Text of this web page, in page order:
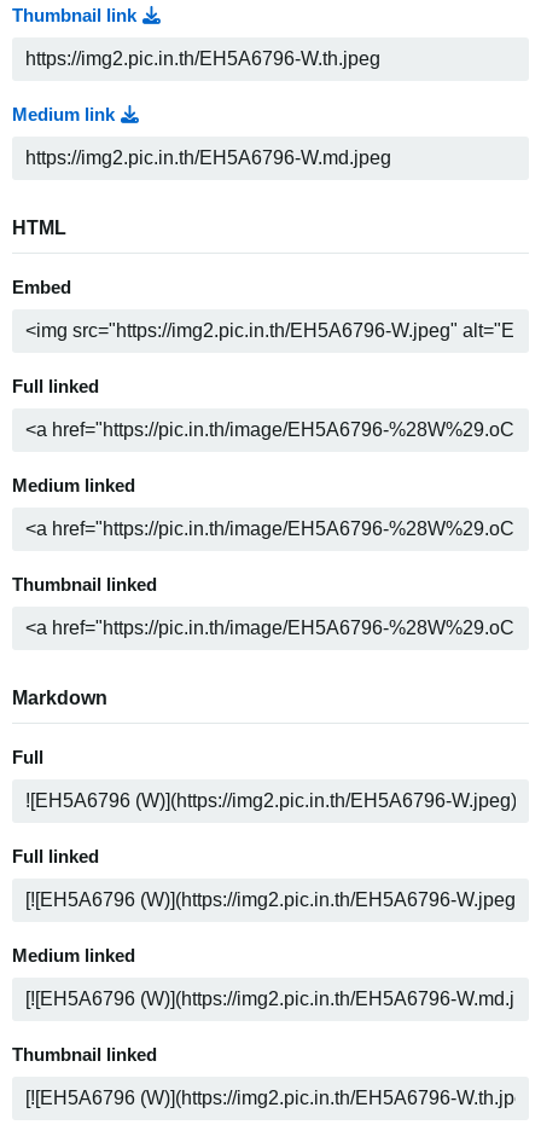
Thumbnail link
Medium link
HTML
Embed
Full linked
Medium linked
Thumbnail linked
Markdown
Full
Full linked
Medium linked
Thumbnail linked